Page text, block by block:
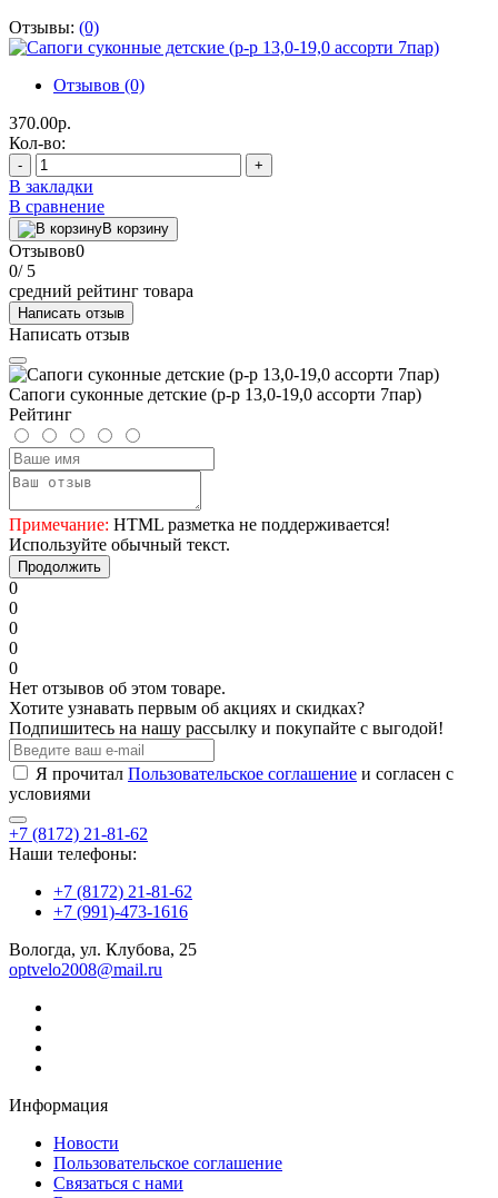
Отзывы: (0)
Отзывов (0)
370.00р.
Кол-во:
- +
В закладки
В сравнение
В корзину
Отзывов0
0/ 5
средний рейтинг товара
Написать отзыв
Написать отзыв
Сапоги суконные детские (р-р 13,0-19,0 ассорти 7пар)
Рейтинг
Примечание: HTML разметка не поддерживается!
Используйте обычный текст.
Продолжить
0
0
0
0
0
Нет отзывов об этом товаре.
Хотите узнавать первым об акциях и скидках?
Подпишитесь на нашу рассылку и покупайте с выгодой!
Я прочитал Пользовательское соглашение и согласен с
условиями
+7 (8172) 21-81-62
Наши телефоны:
+7 (8172) 21-81-62
+7 (991)-473-1616
Вологда, ул. Клубова, 25
optvelo2008@mail.ru
Информация
Новости
Пользовательское соглашение
Связаться с нами